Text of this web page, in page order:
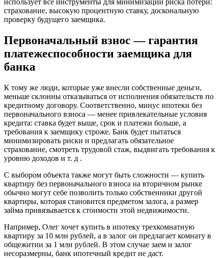
использует все инструменты для минимизации риска потери:
страхование, высокую процентную ставку, доскональную
проверку будущего заемщика.
Первоначальный взнос — гарантия
платежеспособности заемщика для
банка
К тому же люди, которые уже внесли собственные деньги,
меньше склонны отказываться от исполнения обязательств по
кредитному договору. Соответственно, минус ипотеки без
первоначального взноса — менее привлекательные условия
кредита: ставка будет выше, срок и платежи больше, а
требования к заемщику строже. Банк будет пытаться
минимизировать риски и предлагать обязательное
страхование, смотреть трудовой стаж, выдвигать требования к
уровню доходов и т. д .
С выбором объекта также могут быть сложности — купить
квартиру без первоначального взноса на вторичном рынке
обычно могут себе позволить только собственники другой
квартиры, которая становится предметом залога, а размер
займа привязывается к стоимости этой недвижимости.
Например, Олег хочет купить в ипотеку трехкомнатную
квартиру за 10 млн рублей, а в залог он предлагает комнату в
общежитии за 1 млн рублей. В этом случае заем и залог
несоразмерны, банк ипотечный кредит не даст.